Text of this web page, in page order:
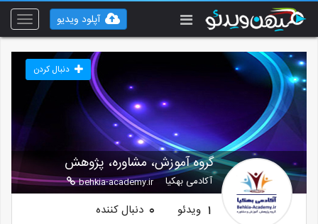
Toggle
آپلود ویدیو
گروه آموزش، مشاوره، پژوهش
آکادمی بهکیا behkia-academy.ir
دنبال کردن
1 ویدئو 0 دنبال کننده